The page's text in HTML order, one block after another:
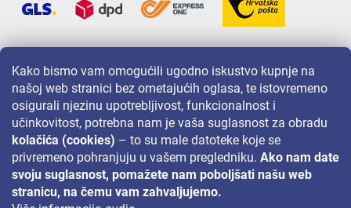
Kako bismo vam omogućili ugodno iskustvo kupnje na
našoj web stranici bez ometajućih oglasa, te istovremeno
osigurali njezinu upotrebljivost, funkcionalnost i
učinkovitost, potrebna nam je vaša suglasnost za obradu
kolačića (cookies) – to su male datoteke koje se
privremeno pohranjuju u vašem pregledniku. Ako nam date
svoju suglasnost, pomažete nam poboljšati našu web
stranicu, na čemu vam zahvaljujemo.
Za akcije, nagradne igre i popuste pratite nas na: